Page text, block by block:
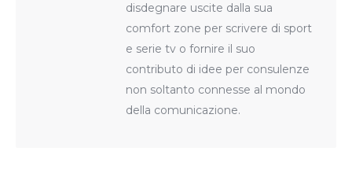
disdegnare uscite dalla sua
comfort zone per scrivere di sport
e serie tv o fornire il suo
contributo di idee per consulenze
non soltanto connesse al mondo
della comunicazione.